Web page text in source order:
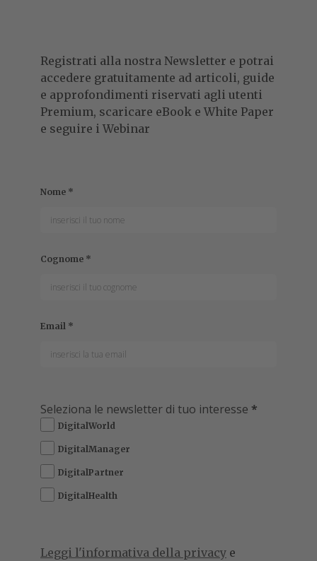
Registrati alla nostra Newsletter e potrai
accedere gratuitamente ad articoli, guide
e approfondimenti riservati agli utenti
Premium, scaricare eBook e White Paper
e seguire i Webinar
Nome *
Cognome *
Email *
Seleziona le newsletter di tuo interesse *
DigitalWorld
DigitalManager
DigitalPartner
DigitalHealth
Leggi l'informativa della privacy e